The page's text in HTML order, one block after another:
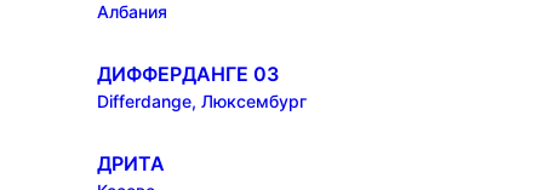
Албания
ДИФФЕРДАНГЕ 03
Differdange, Люксембург
ДРИТА